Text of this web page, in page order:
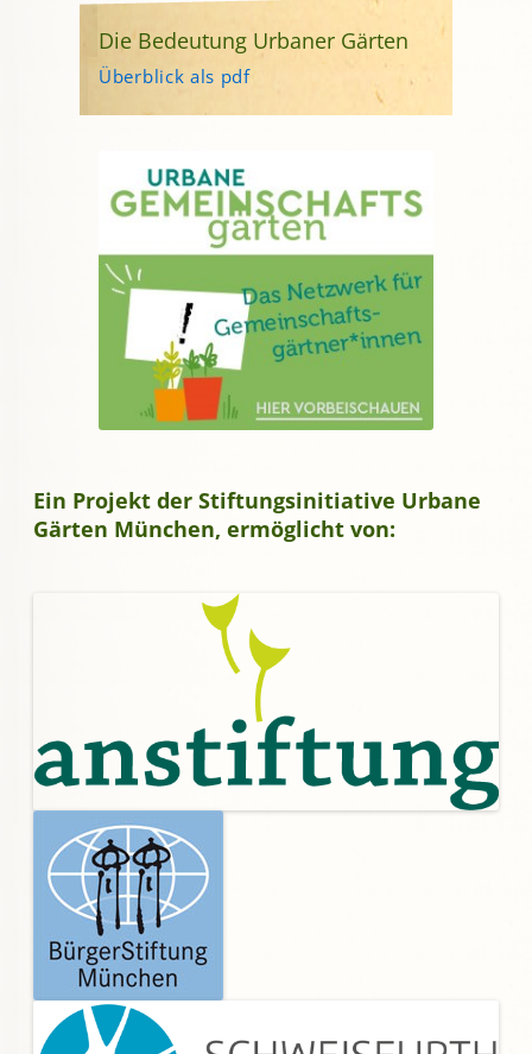
Die Bedeutung Urbaner Gärten
Überblick als pdf
Ein Projekt der Stiftungsinitiative Urbane
Gärten München, ermöglicht von: